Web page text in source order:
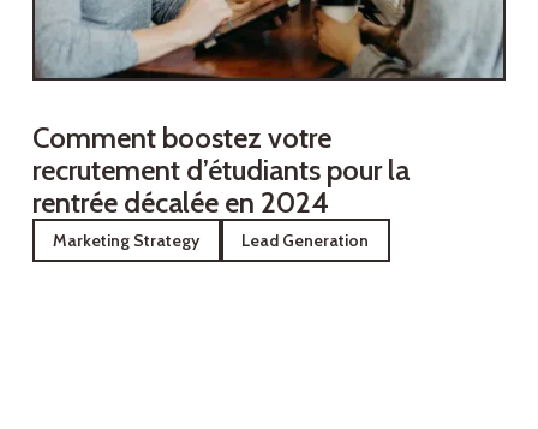
Comment boostez votre
recrutement d’étudiants pour la
rentrée décalée en 2024
Marketing Strategy Lead Generation